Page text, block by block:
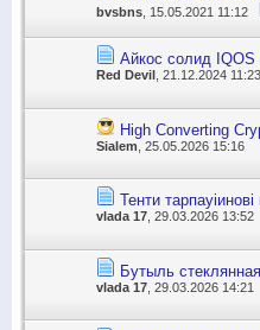
bvsbns , 15.05.2021 11:12
Айкос солид
Red Devil , 21.12.2024 11:23
High Converting
Sialem , 25.05.2026 15:16
Тенти
vlada 17 , 29.03.2026 13:52
Бутыль
vlada 17 , 29.03.2026 14:21